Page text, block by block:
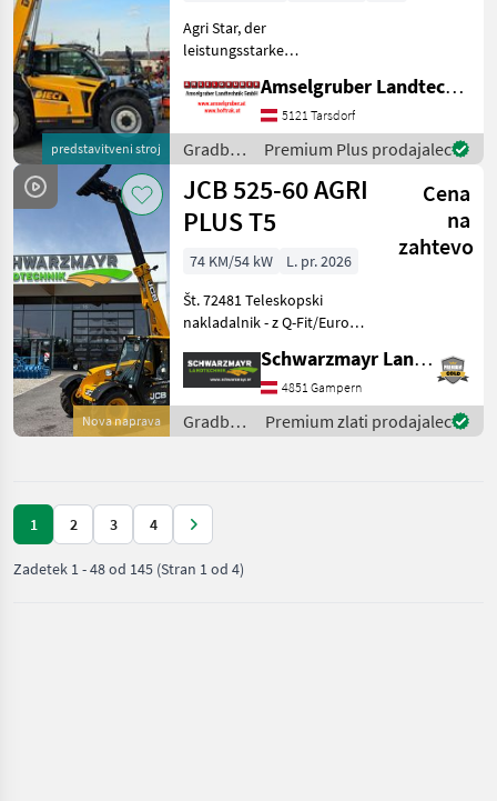
predstavitveni stroj
Agri Star, der
leistungsstarke
reibungslose und effiziente
Arbeitszyklen. Die
Produktfamilie Agri Star
besteht aus vielseitigen
und leistungsstark
Amselgruber Landtechnik GmbH
5121 Tarsdorf
Gradbeni
stroji /
Dieci
Premium Plus prodajalec
Nova naprava
JCB 525-60 AGRI
PLUS T5
Cena
na
zahtevo
74 KM/54 kW
L. pr. 2026
Št. 72481 Teleskopski
nakladalnik - z Q-Fit/Euro
2500 kg - z višino dviga 6 m -
z motorjem Kohler St.V, 4-
valjnim, 74 PS, z DPF - z re
Schwarzmayr Landtechnik GmbH - Gampern
4851 Gampern
Gradbeni
stroji /
Premium zlati prodajalec
1 2 3 4
Zadetek 1-48od 145 (Stran 1 od 4)